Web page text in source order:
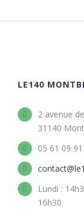
LE140
2 avenue
31140
05 61 09
Lundi :
16h30